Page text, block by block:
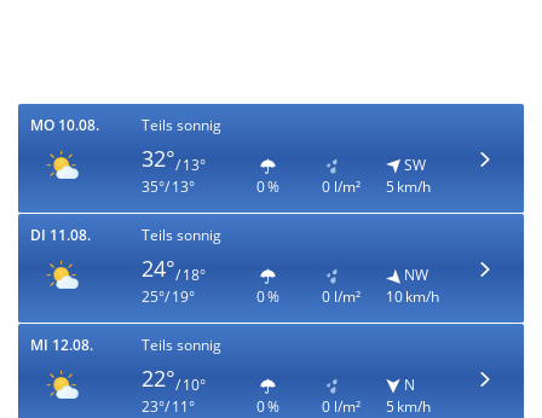
MO 10.08. Teils sonnig
32°/ 13°
35°/ 13°
0 % 0 l/m²
SW
5 km/h
DI 11.08. Teils sonnig
24°/ 18°
25°/ 19°
0 % 0 l/m²
NW
10 km/h
MI 12.08. Teils sonnig
22°/ 10°
23°/ 11°
0 % 0 l/m²
N
5 km/h